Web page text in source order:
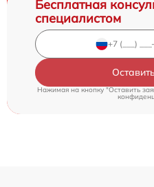
Бесплатная
специалистом
Нажимая на кнопку "Оставить